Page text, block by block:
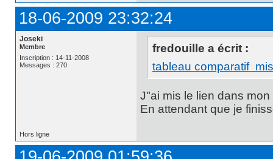
18-06-2009 23:32:24
Joseki
Membre
Inscription : 14-11-2008
Messages : 270
fredouille a écrit :
tableau comparatif
J"ai mis le lien dans mon
En attendant que je
Hors ligne